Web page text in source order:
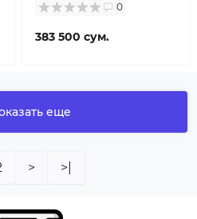
0
383 500 сум.
еще
> >|